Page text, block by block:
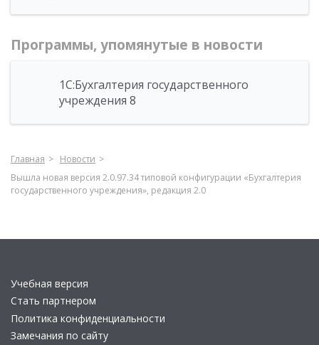
Программы, упомянутые в новости
1С:Бухгалтерия государственного
учреждения 8
Главная
Новости
Вышла новая версия 2.0.97.34 типовой конфигурации «Бухгалтерия
государственного учреждения», редакция 2.0
Учебная версия
Стать партнером
Политика конфиденциальности
Замечания по сайту